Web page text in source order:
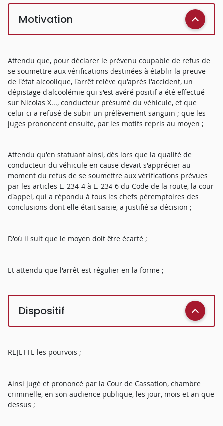
Motivation
Attendu que, pour déclarer le prévenu coupable de refus de
se soumettre aux vérifications destinées à établir la preuve
de l'état alcoolique, l'arrêt relève qu'après l'accident, un
dépistage d'alcoolémie qui s'est avéré positif a été effectué
sur Nicolas X..., conducteur présumé du véhicule, et que
celui-ci a refusé de subir un prélèvement sanguin ; que les
juges prononcent ensuite, par les motifs repris au moyen ;
Attendu qu'en statuant ainsi, dès lors que la qualité de
conducteur du véhicule en cause devait s'apprécier au
moment du refus de se soumettre aux vérifications prévues
par les articles L. 234-4 à L. 234-6 du Code de la route, la cour
d'appel, qui a répondu à tous les chefs péremptoires des
conclusions dont elle était saisie, a justifié sa décision ;
D'où il suit que le moyen doit être écarté ;
Et attendu que l'arrêt est régulier en la forme ;
Dispositif
REJETTE les pourvois ;
Ainsi jugé et prononcé par la Cour de Cassation, chambre
criminelle, en son audience publique, les jour, mois et an que
dessus ;